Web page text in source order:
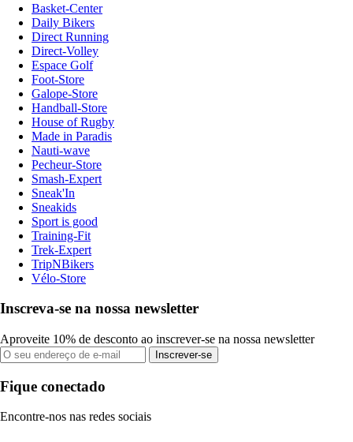
Basket-Center
Daily Bikers
Direct Running
Direct-Volley
Espace Golf
Foot-Store
Galope-Store
Handball-Store
House of Rugby
Made in Paradis
Nauti-wave
Pecheur-Store
Smash-Expert
Sneak'In
Sneakids
Sport is good
Training-Fit
Trek-Expert
TripNBikers
Vélo-Store
Inscreva-se na nossa newsletter
Aproveite 10% de desconto ao inscrever-se na nossa newsletter
Inscrever-se
Fique conectado
Encontre-nos nas redes sociais